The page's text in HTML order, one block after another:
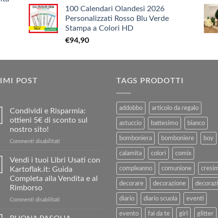
originale
era:
€3,90.
attuale
è:
€1,90.
100 Calendari Olandesi 2026
Personalizzati Rosso Blu Verde
Stampa a Colori HD
€94,90
POST
Condividi e Risparmia:
ottieni 5€ di sconto sul
nostro sito!
Commenti disabilitati
Risparmia:
5€
nostro
Vendi i tuoi Libri Usati con
Kartoflak.it: Guida
Completa alla Vendita e al
Rimborso
Commenti disabilitati
i
TAGS PRODOTTI
addobbo articolo da regalo
astuccio battesimo bianco
bomboniera bomboniere boy
calamita colori comix
compleanno comunione
decorare decorazione
diario diario scuola eventi
evento fai da te girl glitter